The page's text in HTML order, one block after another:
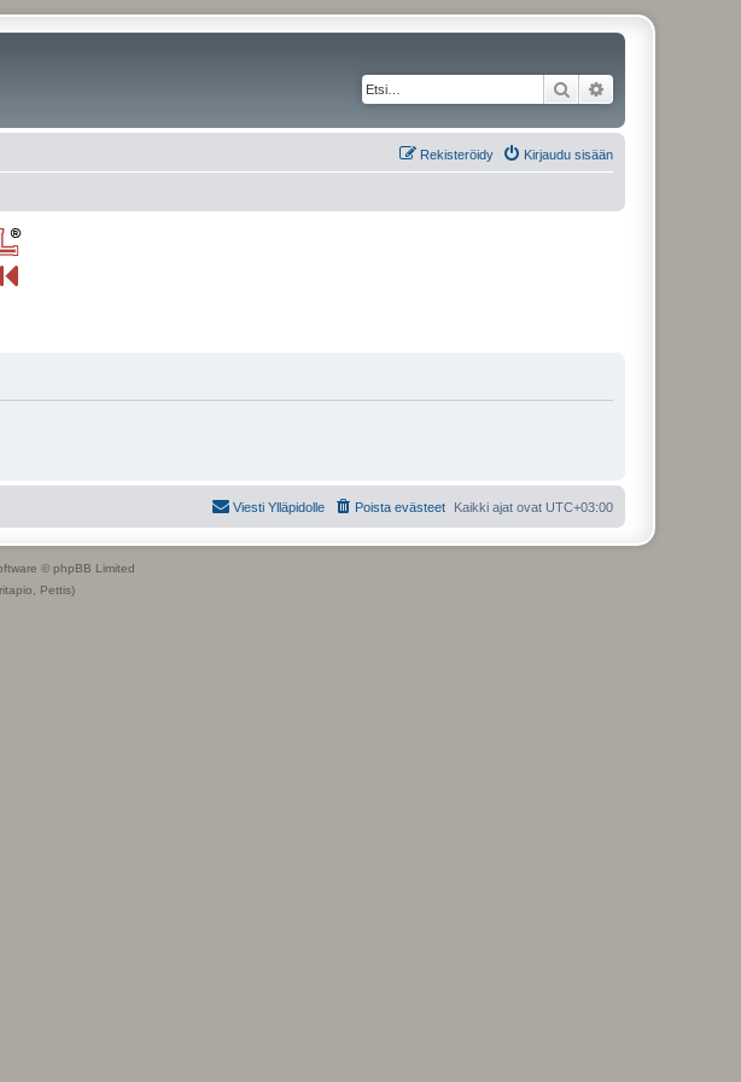
Etsi
Kirjaudu sisään
Rekisteröidy
Kaikki ajat ovat UTC+03:00
Poista evästeet
Viesti Ylläpidolle
© phpBB Limited
Pettis)